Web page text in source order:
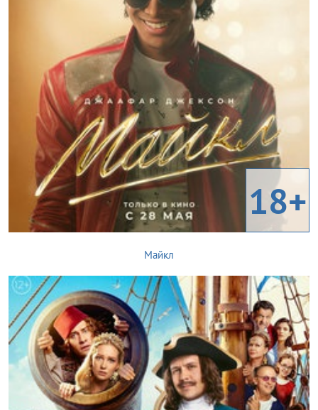
18+
Майкл